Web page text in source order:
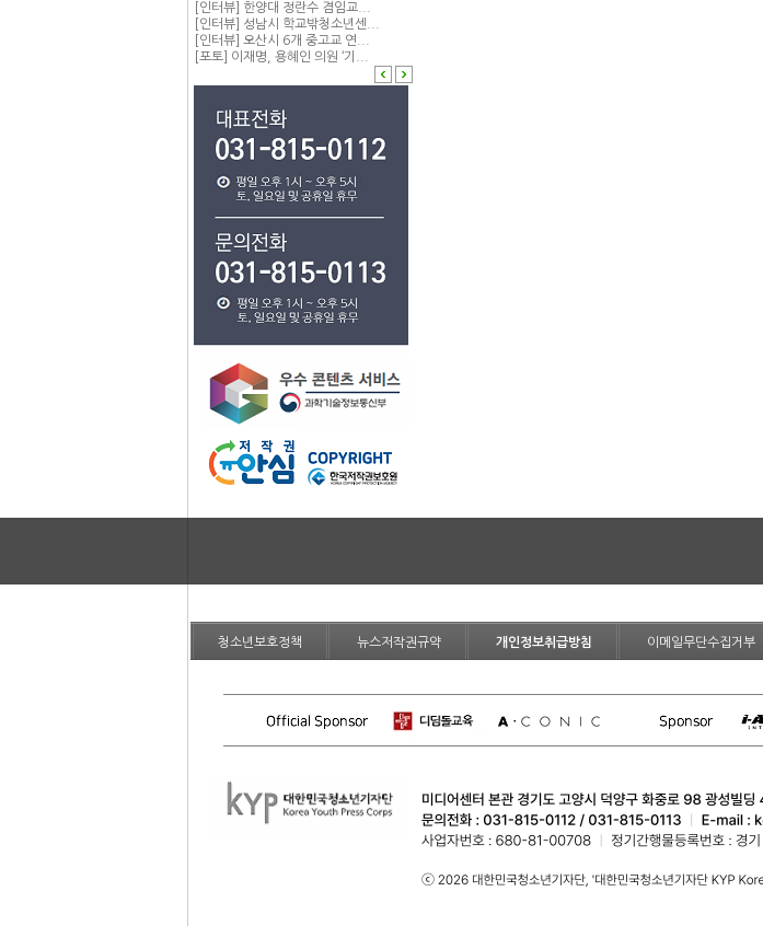
[인터뷰] 한양대 정란수 겸임교...
[인터뷰] 성남시 학교밖청소년센...
[인터뷰] 오산시 6개 중고교 연...
[포토] 이재명, 용혜인 의원 ‘기...
청소년보호정책 뉴스저작권규약 개인정보취급방침 이메일무단수집거부